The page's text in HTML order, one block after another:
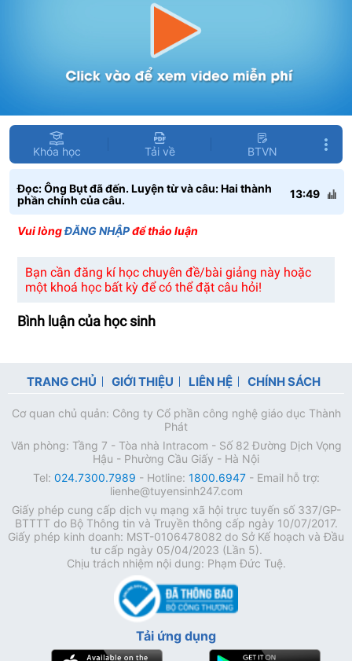
Khóa học Tải về BTVN
Đọc: Ông Bụt đã đến. Luyện từ và câu: Hai thành
phần chính của câu.
13:49
Vui lòngĐĂNG NHẬPđể thảo luận
Bạn cần đăng kí học chuyên đề/bài giảng này hoặc
một khoá học bất kỳ để có thể đặt câu hỏi!
Bình luận của học sinh
TRANG CHỦ GIỚI THIỆU LIÊN HỆ CHÍNH SÁCH
Cơ quan chủ quản: Công ty Cổ phần công nghệ giáo dục Thành
Phát
Văn phòng: Tầng 7 - Tòa nhà Intracom - Số 82 Đường Dịch Vọng
Hậu - Phường Cầu Giấy - Hà Nội
Tel: 024.7300.7989 - Hotline: 1800.6947- Email hỗ trợ:
lienhe@tuyensinh247.com
Giấy phép cung cấp dịch vụ mạng xã hội trực tuyến số 337/GP-
BTTTT do Bộ Thông tin và Truyền thông cấp ngày 10/07/2017.
Giấy phép kinh doanh: MST-0106478082 do Sở Kế hoạch và Đầu
tư cấp ngày 05/04/2023 (Lần 5).
Chịu trách nhiệm nội dung: Phạm Đức Tuệ.
Tải ứng dụng